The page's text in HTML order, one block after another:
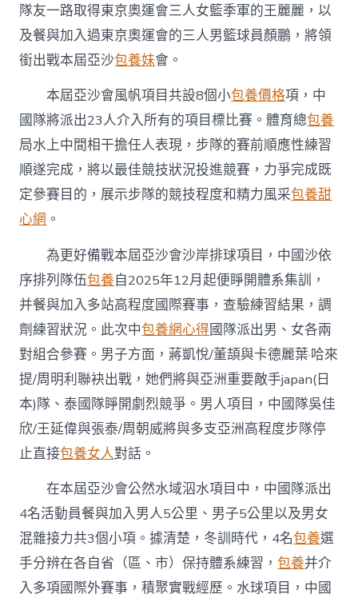
隊友一路取得東京奧運會三人女籃季軍的王麗麗，以
及餐與加入過東京奧運會的三人男籃球員顏鵬，將領
銜出戰本屆亞沙包養妹會。
本屆亞沙會風帆項目共設8個小包養價格項，中
國隊將派出23人介入所有的項目標比賽。體育總包養
局水上中間相干擔任人表現，步隊的賽前順應性練習
順遂完成，將以最佳競技狀況投進競賽，力爭完成既
定參賽目的，展示步隊的競技程度和精力風采包養甜
心網 。
為更好備戰本屆亞沙會沙岸排球項目，中國沙依
序排列隊伍包養自2025年12月起便睜開體系集訓，
并餐與加入多站高程度國際賽事，查驗練習結果，調
劑練習狀況。此次中包養網心得國隊派出男、女各兩
對組合參賽。男子方面，蔣凱悅/董頡與卡德麗葉·哈來
提/周明利聯袂出戰，她們將與亞洲重要敵手japan(日
本)隊、泰國隊睜開劇烈競爭。男人項目，中國隊吳佳
欣/王延偉與張泰/周朝威將與多支亞洲高程度步隊停
止直接包養女人對話。
在本屆亞沙會公然水域泅水項目中，中國隊派出
4名活動員餐與加入男人5公里、男子5公里以及男女
混雜接力共3個小項。據清楚，冬訓時代，4名包養選
手分辨在各自省（區、市）保持體系練習，包養并介
入多項國際外賽事，積聚實戰經歷。水球項目，中國